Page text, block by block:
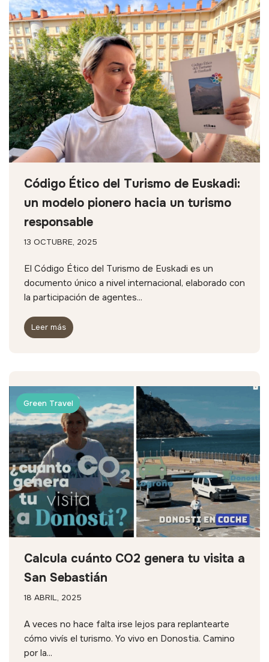
Código Ético del Turismo de Euskadi:
un modelo pionero hacia un turismo
responsable
13 OCTUBRE, 2025
El Código Ético del Turismo de Euskadi es un
documento único a nivel internacional, elaborado con
la participación de agentes...
Leer más
Green Travel
Calcula cuánto CO2 genera tu visita a
San Sebastián
18 ABRIL, 2025
A veces no hace falta irse lejos para replantearte
cómo vivís el turismo. Yo vivo en Donostia. Camino
por la...